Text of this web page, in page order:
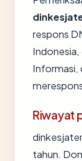
respons
Indonesia,
Informasi,
Riwayat
tahun.